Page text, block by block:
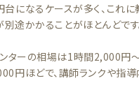
になるケースが多く、これに
途かかることがほとんどです
ターの相場は1時間2,000円
円ほどで、講師ランクや指導